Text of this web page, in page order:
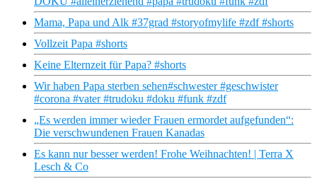
Mama, Papa und Alk #37grad #storyofmylife #zdf #shorts
Vollzeit Papa #shorts
Keine Elternzeit für Papa? #shorts
Wir haben Papa sterben sehen#schwester #geschwister
#corona #vater #trudoku #doku #funk #zdf
„Es werden immer wieder Frauen ermordet aufgefunden“:
Die verschwundenen Frauen Kanadas
Es kann nur besser werden! Frohe Weihnachten! | Terra X
Lesch & Co